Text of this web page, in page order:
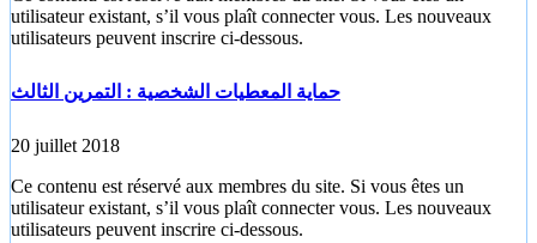
utilisateur existant, s’il vous plaît connecter vous. Les nouveaux
utilisateurs peuvent inscrire ci-dessous.
حماية المعطيات الشخصية : التمرين الثالث
20 juillet 2018
Ce contenu est réservé aux membres du site. Si vous êtes un
utilisateur existant, s’il vous plaît connecter vous. Les nouveaux
utilisateurs peuvent inscrire ci-dessous.